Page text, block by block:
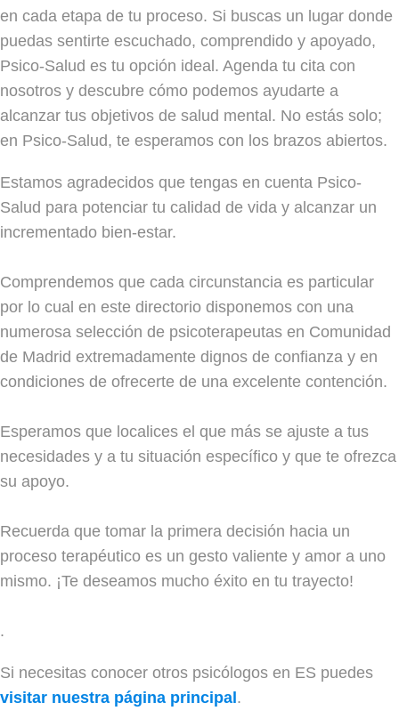
en cada etapa de tu proceso. Si buscas un lugar donde
puedas sentirte escuchado, comprendido y apoyado,
Psico-Salud es tu opción ideal. Agenda tu cita con
nosotros y descubre cómo podemos ayudarte a
alcanzar tus objetivos de salud mental. No estás solo;
en Psico-Salud, te esperamos con los brazos abiertos.
Estamos agradecidos que tengas en cuenta Psico-
Salud para potenciar tu calidad de vida y alcanzar un
incrementado bien-estar.
Comprendemos que cada circunstancia es particular
por lo cual en este directorio disponemos con una
numerosa selección de psicoterapeutas en Comunidad
de Madrid extremadamente dignos de confianza y en
condiciones de ofrecerte de una excelente contención.
Esperamos que localices el que más se ajuste a tus
necesidades y a tu situación específico y que te ofrezca
su apoyo.
Recuerda que tomar la primera decisión hacia un
proceso terapéutico es un gesto valiente y amor a uno
mismo. ¡Te deseamos mucho éxito en tu trayecto!
.
Si necesitas conocer otros psicólogos en ES puedes
visitar nuestra página principal.